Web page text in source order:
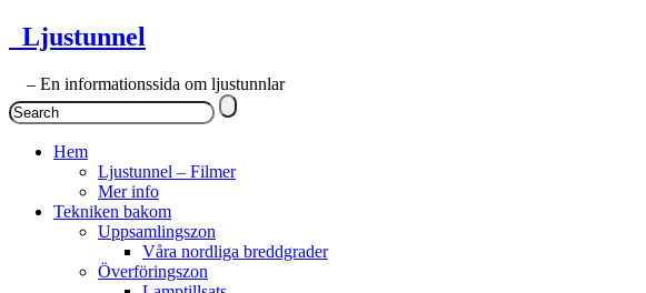
Ljustunnel
– En informationssida om ljustunnlar
Hem
Ljustunnel – Filmer
Mer info
Tekniken bakom
Uppsamlingszon
Våra nordliga breddgrader
Överföringszon